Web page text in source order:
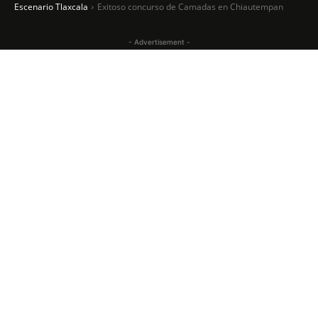
Escenario Tlaxcala Exitoso concurso de Camadas en Chiautempan
- Advertisement -